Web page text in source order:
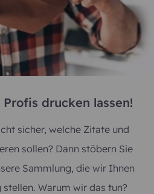
drucken lassen!
sicher, welche Zitate und
sollen? Dann stöbern Sie
Sammlung, die wir Ihnen
Warum wir das tun?